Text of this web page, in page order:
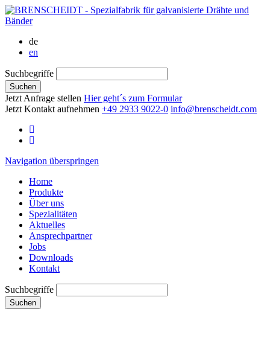
de
en
Suchbegriffe
Suchen
Jetzt Anfrage stellen Hier geht´s zum Formular
Jetzt Kontakt aufnehmen +49 2933 9022-0 info@brenscheidt.com
Navigation überspringen
Home
Produkte
Über uns
Spezialitäten
Aktuelles
Ansprechpartner
Jobs
Downloads
Kontakt
Suchbegriffe
Suchen